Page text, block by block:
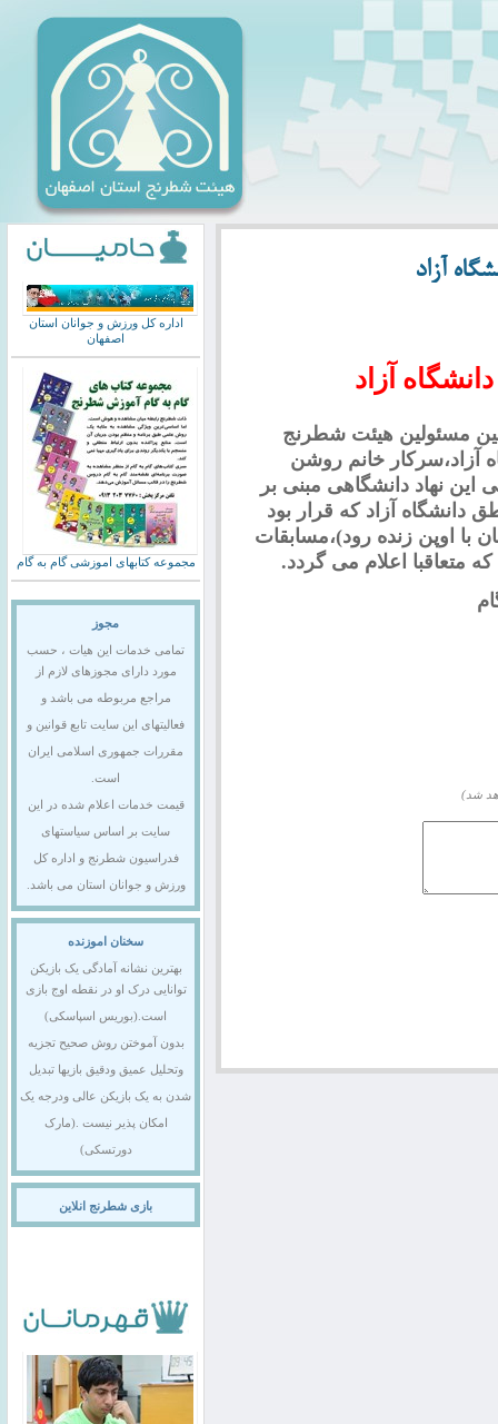
آزاد
آزاد
بین مسئولین هیئت شطرنج
آزاد،سرکار خانم روشن
نهاد دانشگاهی مبنی بر
دانشگاه آزاد که قرار بود
با اوپن زنده رود)،مسابقات
متعاقبا اعلام می گردد.
شد)
اداره کل ورزش و جوانان استان
اصفهان
مجموعه کتابهای اموزشی گام به گام
مجوز
تمامی خدمات این هیات ، حسب
مورد دارای مجوزهای لازم از
مراجع مربوطه می باشد و
فعالیتهای این سایت تابع قوانین و
مقررات جمهوری اسلامی ایران
است.
قیمت خدمات اعلام شده در این
سایت بر اساس سیاستهای
فدراسیون شطرنج و اداره کل
ورزش و جوانان استان می باشد.
سخنان اموزنده
بهترین نشانه آمادگی یک بازیکن
توانایی درک او در نقطه اوج بازی
است.(بوریس اسپاسکی)
بدون آموختن روش صحیح تجزیه
وتحلیل عمیق ودقیق بازیها تبدیل
شدن به یک بازیکن عالی ودرجه یک
امکان پذیر نیست .(مارک
دورتسکی)
بازی شطرنج انلاین